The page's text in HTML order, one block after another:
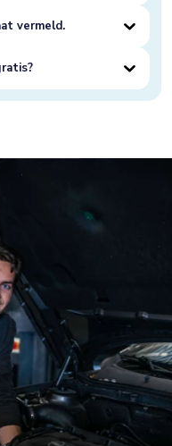
vermeld.